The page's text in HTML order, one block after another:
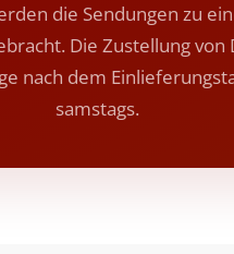
die Sendungen zu
Die Zustellung
nach dem
samstags.